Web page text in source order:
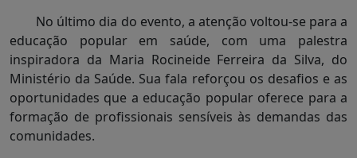
No último dia do evento, a atenção voltou-se para a
educação popular em saúde, com uma palestra
inspiradora da Maria Rocineide Ferreira da Silva, do
Ministério da Saúde. Sua fala reforçou os desafios e as
oportunidades que a educação popular oferece para a
formação de profissionais sensíveis às demandas das
comunidades.